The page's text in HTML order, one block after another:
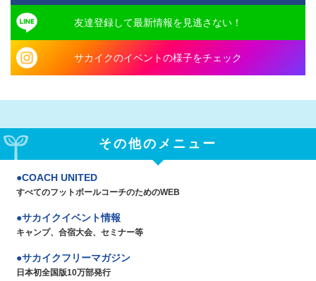
友達登録して最新情報を見逃さない！
サカイクのイベントの様子をチェック
その他のメニュー
COACH UNITED
すべてのフットボールコーチのためのWEB
サカイクイベント情報
キャンプ、合宿大会、セミナー等
サカイクフリーマガジン
日本初全国版10万部発行